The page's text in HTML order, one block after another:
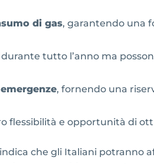
di gas, garantendo una
tutto l’anno ma
, fornendo una
flessibilità e opportunità di
che gli Italiani potranno